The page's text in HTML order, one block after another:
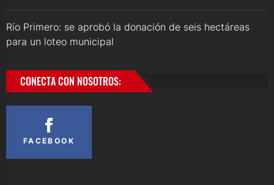
Río Primero: se aprobó la donación de seis hectáreas
para un loteo municipal
CONECTA CON NOSOTROS:
FACEBOOK